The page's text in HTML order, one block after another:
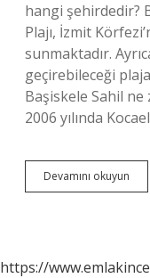
hangi şehirdedir?
Plajı, İzmit
sunmaktadır.
geçirebileceği
Başiskele Sahil ne
2006 yılında
Devamını okuyun
Sahili
https://